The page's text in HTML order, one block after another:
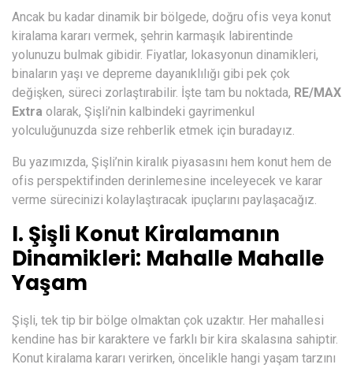
Ancak bu kadar dinamik bir bölgede, doğru ofis veya konut
kiralama kararı vermek, şehrin karmaşık labirentinde
yolunuzu bulmak gibidir. Fiyatlar, lokasyonun dinamikleri,
binaların yaşı ve depreme dayanıklılığı gibi pek çok
değişken, süreci zorlaştırabilir. İşte tam bu noktada, RE/MAX
Extra olarak, Şişli’nin kalbindeki gayrimenkul
yolculuğunuzda size rehberlik etmek için buradayız.
Bu yazımızda, Şişli’nin kiralık piyasasını hem konut hem de
ofis perspektifinden derinlemesine inceleyecek ve karar
verme sürecinizi kolaylaştıracak ipuçlarını paylaşacağız.
I. Şişli Konut Kiralamanın
Dinamikleri: Mahalle Mahalle
Yaşam
Şişli, tek tip bir bölge olmaktan çok uzaktır. Her mahallesi
kendine has bir karaktere ve farklı bir kira skalasına sahiptir.
Konut kiralama kararı verirken, öncelikle hangi yaşam tarzını